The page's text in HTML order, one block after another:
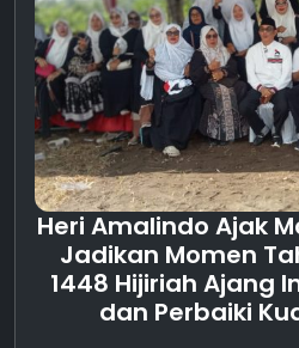
Heri Amalindo Ajak
Jadikan Momen
1448 Hijiriah Ajang
dan Perbaiki